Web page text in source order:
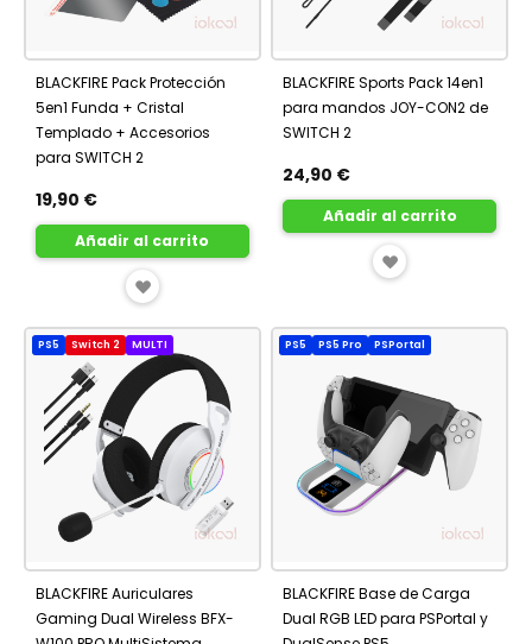
BLACKFIRE Pack Protección
5en1 Funda + Cristal
Templado + Accesorios
para SWITCH 2
19,90 €
Añadir al carrito
FAVORITOS
BLACKFIRE Sports Pack 14en1
para mandos JOY-CON2 de
SWITCH 2
24,90 €
Añadir al carrito
FAVORITOS
PS5 Switch 2 MULTI
BLACKFIRE Auriculares
Gaming Dual Wireless BFX-
PS5 PS5 Pro PSPortal
BLACKFIRE Base de Carga
Dual RGB LED para PSPortal y